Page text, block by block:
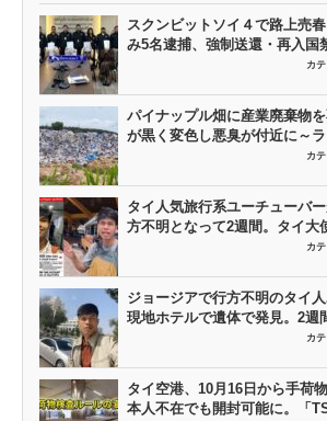
スクンビットソイ４で路上売
み5名逮捕、強制送還・再入国
カ
パイナップル畑に産業廃棄物
が黒く変色し悪臭が付近に～ラ
カ
タイ人気旅行系ユーチューバ
方不明となって2週間。タイ大
カ
ジョージアで行方不明のタイ人
現地ホテルで遺体で発見。2週
カ
タイ空港、10月16日から手荷
本人不在でも開封可能に。「